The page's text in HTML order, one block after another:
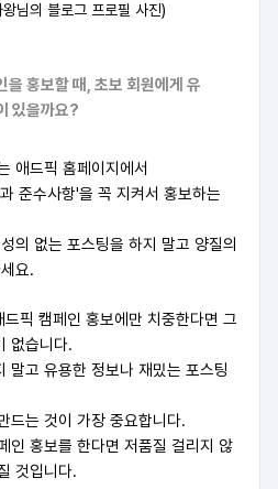
님의 블로그 프로필 사진)
을 홍보할 때, 초보 회원에게 유
있을까요?
애드픽 홈페이지에서
준수사항'을 꼭 지켜서 홍보하는
의 없는 포스팅을 하지 말고 양질의
요.
픽 캠페인 홍보에만 치중한다면 그
없습니다.
말고 유용한 정보나 재밌는 포스팅
드는 것이 가장 중요합니다.
인 홍보를 한다면 저품질 걸리지 않
것입니다.